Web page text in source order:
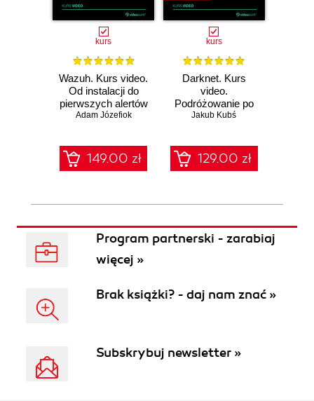
kurs
Wazuh. Kurs video.
Od instalacji do
pierwszych alertów
Adam Józefiok
149.00 zł
kurs
Darknet. Kurs
video.
Podróżowanie po
ciemnej stronie
Jakub Kubś
129.00 zł
Program partnerski - zarabiaj
więcej »
Brak książki? - daj nam znać »
Subskrybuj newsletter »